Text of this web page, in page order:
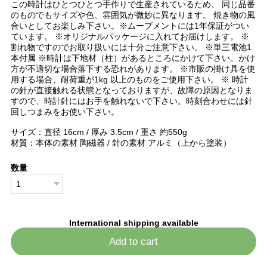
この時計はひとつひとつ手作りで生産されているため、 同じ品番
のものでもサイズや色、雰囲気が微妙に異なります。 焼き物の風
合いとしてお楽しみ下さい。※ムーブメントには1年保証がつい
ています。 ※オリジナルパッケージに入れてお届けします。 ※
割れ物ですのでお取り扱いには十分ご注意下さい。 ※単三電池1
本付属 ※時計は下地材（柱）があるところにかけて下さい。かけ
方が不適切な場合落下する恐れがあります。 ※市販の掛け具を使
用する場合、耐荷重が1kg 以上のものをご使用下さい。 ※ 時計
の針が直接触れる状態となっておりますが、故障の原因となりま
すので、時計針にはお手を触れないで下さい。時刻合わせには針
回しつまみをお使い下さい。
サイズ：直径 16cm / 厚み 3.5cm / 重さ 約550g
材質：本体の素材 陶磁器 / 針の素材 アルミ（上から塗装）
数量
International shipping available
Add to cart